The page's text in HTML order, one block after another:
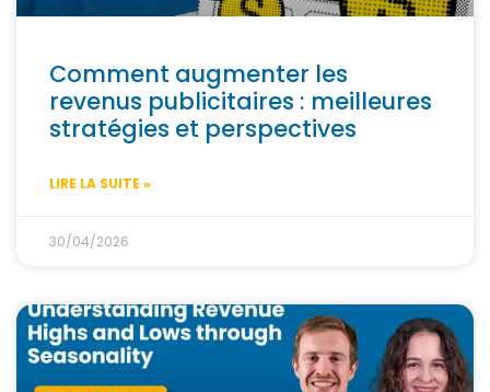
Comment augmenter les
revenus publicitaires : meilleures
stratégies et perspectives
LIRE LA SUITE »
30/04/2026